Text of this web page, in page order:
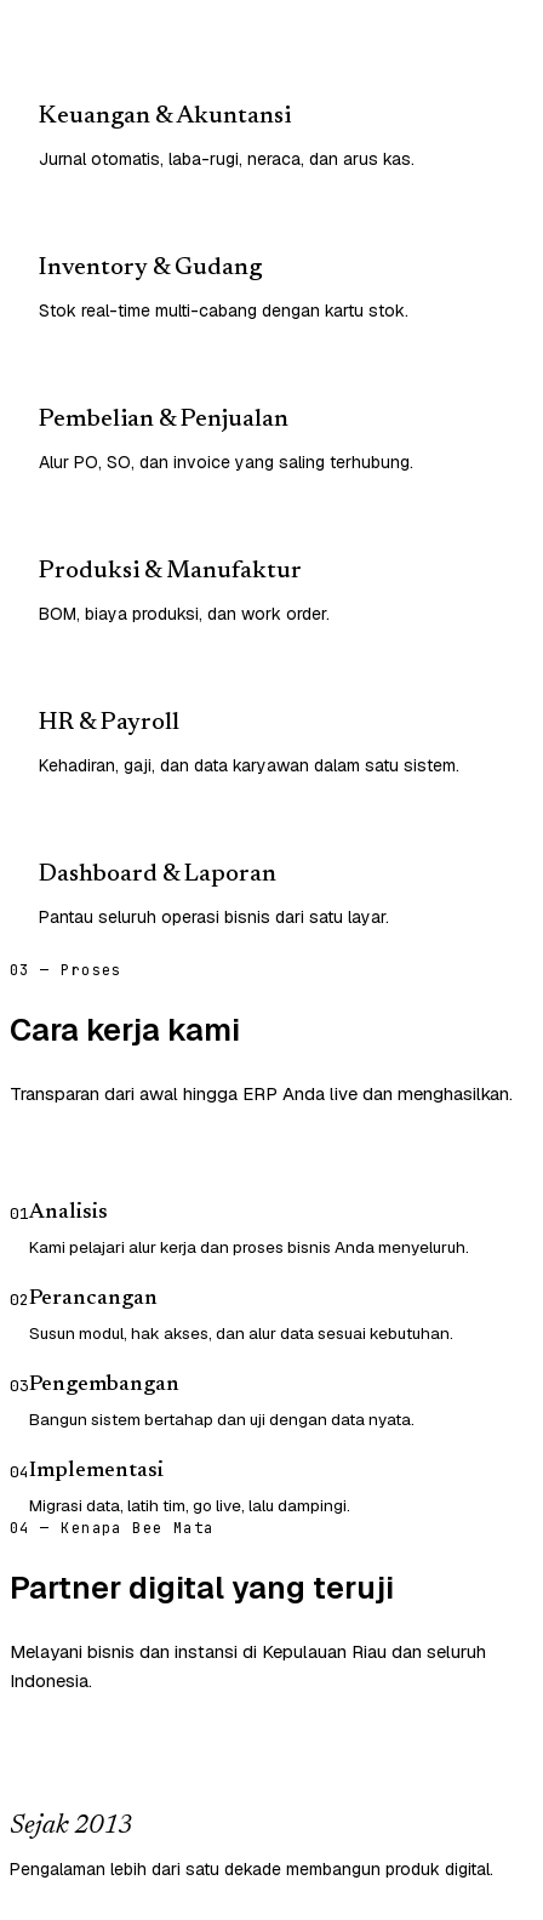
Keuangan & Akuntansi
Jurnal otomatis, laba-rugi, neraca, dan arus kas.
Inventory & Gudang
Stok real-time multi-cabang dengan kartu stok.
Pembelian & Penjualan
Alur PO, SO, dan invoice yang saling terhubung.
Produksi & Manufaktur
BOM, biaya produksi, dan work order.
HR & Payroll
Kehadiran, gaji, dan data karyawan dalam satu sistem.
Dashboard & Laporan
Pantau seluruh operasi bisnis dari satu layar.
03 — Proses
Cara kerja kami
Transparan dari awal hingga ERP Anda live dan menghasilkan.
01Analisis
Kami pelajari alur kerja dan proses bisnis Anda menyeluruh.
02Perancangan
Susun modul, hak akses, dan alur data sesuai kebutuhan.
03Pengembangan
Bangun sistem bertahap dan uji dengan data nyata.
04Implementasi
Migrasi data, latih tim, go live, lalu dampingi.
04 — Kenapa Bee Mata
Partner digital yang teruji
Melayani bisnis dan instansi di Kepulauan Riau dan seluruh
Indonesia.
Sejak 2013
Pengalaman lebih dari satu dekade membangun produk digital.